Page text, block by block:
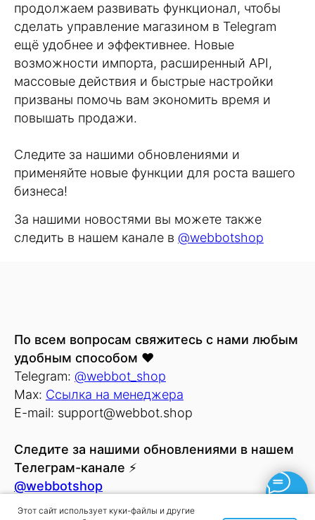
продолжаем развивать функционал, чтобы
сделать управление магазином в Telegram
ещё удобнее и эффективнее. Новые
возможности импорта, расширенный API,
массовые действия и быстрые настройки
призваны помочь вам экономить время и
повышать продажи.
Следите за нашими обновлениями и
применяйте новые функции для роста вашего
бизнеса!
За нашими новостями вы можете также
следить в нашем канале в @webbotshop
По всем вопросам свяжитесь с нами любым
удобным способом ❤️
Telegram: @webbot_shop
Max: Ссылка на менеджера
E-mail: support@webbot.shop
Следите за нашими обновлениями в нашем
Телеграм-канале ⚡
@webbotshop
Этот сайт использует куки-файлы и другие